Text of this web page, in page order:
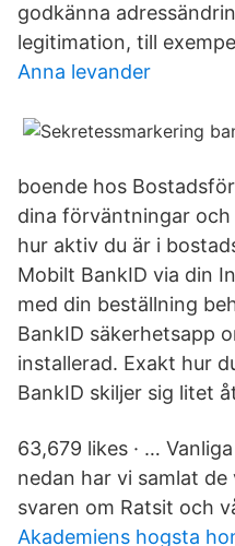
godkänna
legitimation, till
Anna levander
boende hos
dina förväntningar
hur aktiv du är i
Mobilt BankID via din
med din beställning
BankID säkerhetsapp
installerad. Exakt hur
BankID skiljer sig litet
63,679 likes · …
nedan har vi samlat
svaren om Ratsit och
Akademiens hogsta